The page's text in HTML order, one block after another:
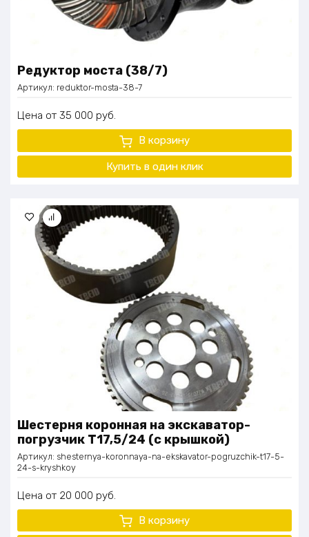
Редуктор моста (38/7)
Артикул: reduktor-mosta-38-7
Цена 35 000 руб.
В корзину
Купить в один клик
Шестерня коронная на экскаватор-
погрузчик Т17,5/24 (с крышкой)
Артикул: shesternya-koronnaya-na-ekskavator-pogruzchik-t17-5-
24-s-kryshkoy
Цена 20 000 руб.
В корзину